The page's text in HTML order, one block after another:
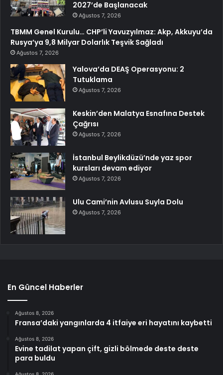
2027’de Başlanacak
Ağustos 7, 2026
TBMM Genel Kurulu… CHP’li Yavuzyılmaz: Akp, Akkuyu’da
Rusya’ya 9,8 Milyar Dolarlık Teşvik Sağladı
Ağustos 7, 2026
Yalova’da DEAŞ Operasyonu: 2
Tutuklama
Ağustos 7, 2026
Keskin’den Malatya Esnafına Destek
Çağrısı
Ağustos 7, 2026
İstanbul Beylikdüzü’nde yaz spor
kursları devam ediyor
Ağustos 7, 2026
Ulu Cami’nin Avlusu Suyla Dolu
Ağustos 7, 2026
En Güncel Haberler
Ağustos 8, 2026
Fransa’daki yangınlarda 4 itfaiye eri hayatını kaybetti
Ağustos 8, 2026
Evine tadilat yapan çift, gizli bölmede deste deste
para buldu